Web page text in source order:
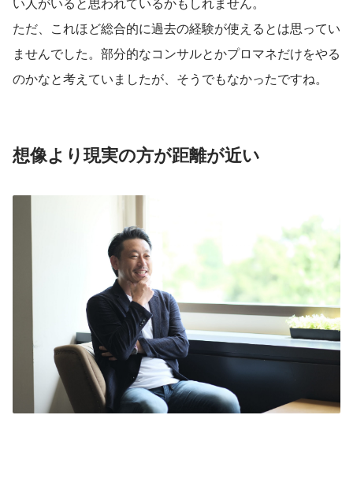
ただ、これほど総合的に過去の経験が使えるとは思ってい
ませんでした。部分的なコンサルとかプロマネだけをやる
のかなと考えていましたが、そうでもなかったですね。
想像より現実の方が距離が近い